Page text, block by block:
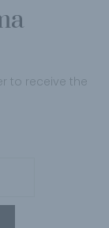
to receive the